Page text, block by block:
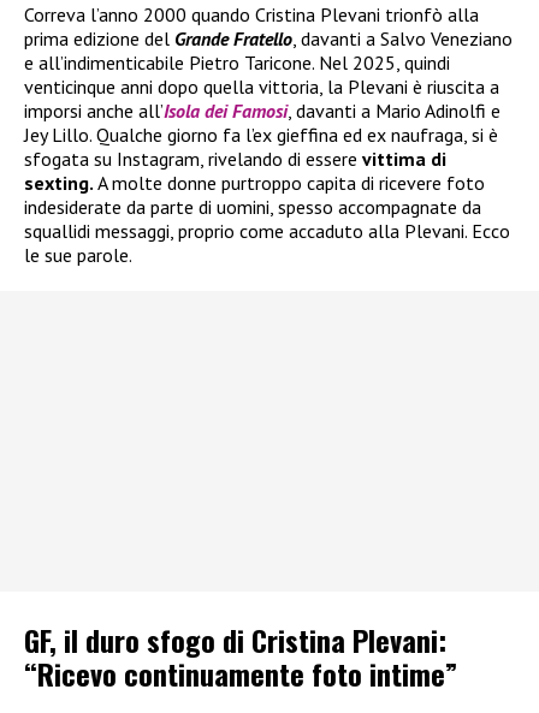
Correva l’anno 2000 quando Cristina Plevani trionfò alla
prima edizione del Grande Fratello , davanti a Salvo Veneziano
e all’indimenticabile Pietro Taricone. Nel 2025, quindi
venticinque anni dopo quella vittoria, la Plevani è riuscita a
imporsi anche all’Isola dei Famosi, davanti a Mario Adinolfi e
Jey Lillo. Qualche giorno fa l’ex gieffina ed ex naufraga, si è
sfogata su Instagram, rivelando di essere vittima di
sexting. A molte donne purtroppo capita di ricevere foto
indesiderate da parte di uomini, spesso accompagnate da
squallidi messaggi, proprio come accaduto alla Plevani. Ecco
le sue parole.
GF, il duro sfogo di Cristina Plevani:
“Ricevo continuamente foto intime”